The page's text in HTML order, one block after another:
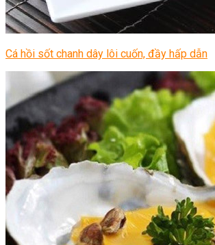
Cá hồi sốt chanh dây lôi cuốn, đầy hấp dẫn